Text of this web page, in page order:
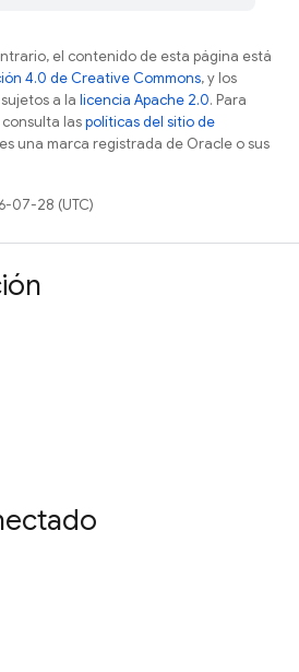
el contenido de esta página está
4.0 de Creative Commons, y los
a la licencia Apache 2.0. Para
laspolíticas del sitio de
una marca registrada de Oracle o sus
07-28 (UTC)